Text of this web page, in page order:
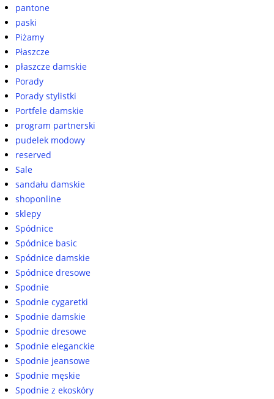
pantone
paski
Piżamy
Płaszcze
płaszcze damskie
Porady
Porady stylistki
Portfele damskie
program partnerski
pudelek modowy
reserved
Sale
sandału damskie
shoponline
sklepy
Spódnice
Spódnice basic
Spódnice damskie
Spódnice dresowe
Spodnie
Spodnie cygaretki
Spodnie damskie
Spodnie dresowe
Spodnie eleganckie
Spodnie jeansowe
Spodnie męskie
Spodnie z ekoskóry